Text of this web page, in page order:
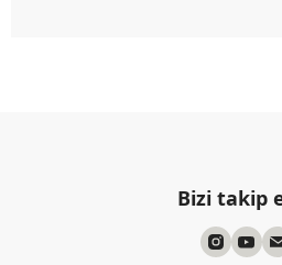
Bizi takip